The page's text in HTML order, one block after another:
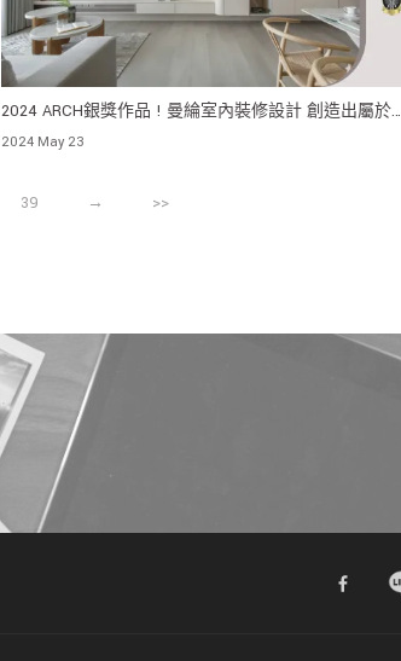
2024 ARCH銀獎作品 ! 曼綸室內裝修設計 創造出屬於宅
邸的獨特風味 使空間的一切過程均成為愛情的顯影
2024 May 23
39 → >>